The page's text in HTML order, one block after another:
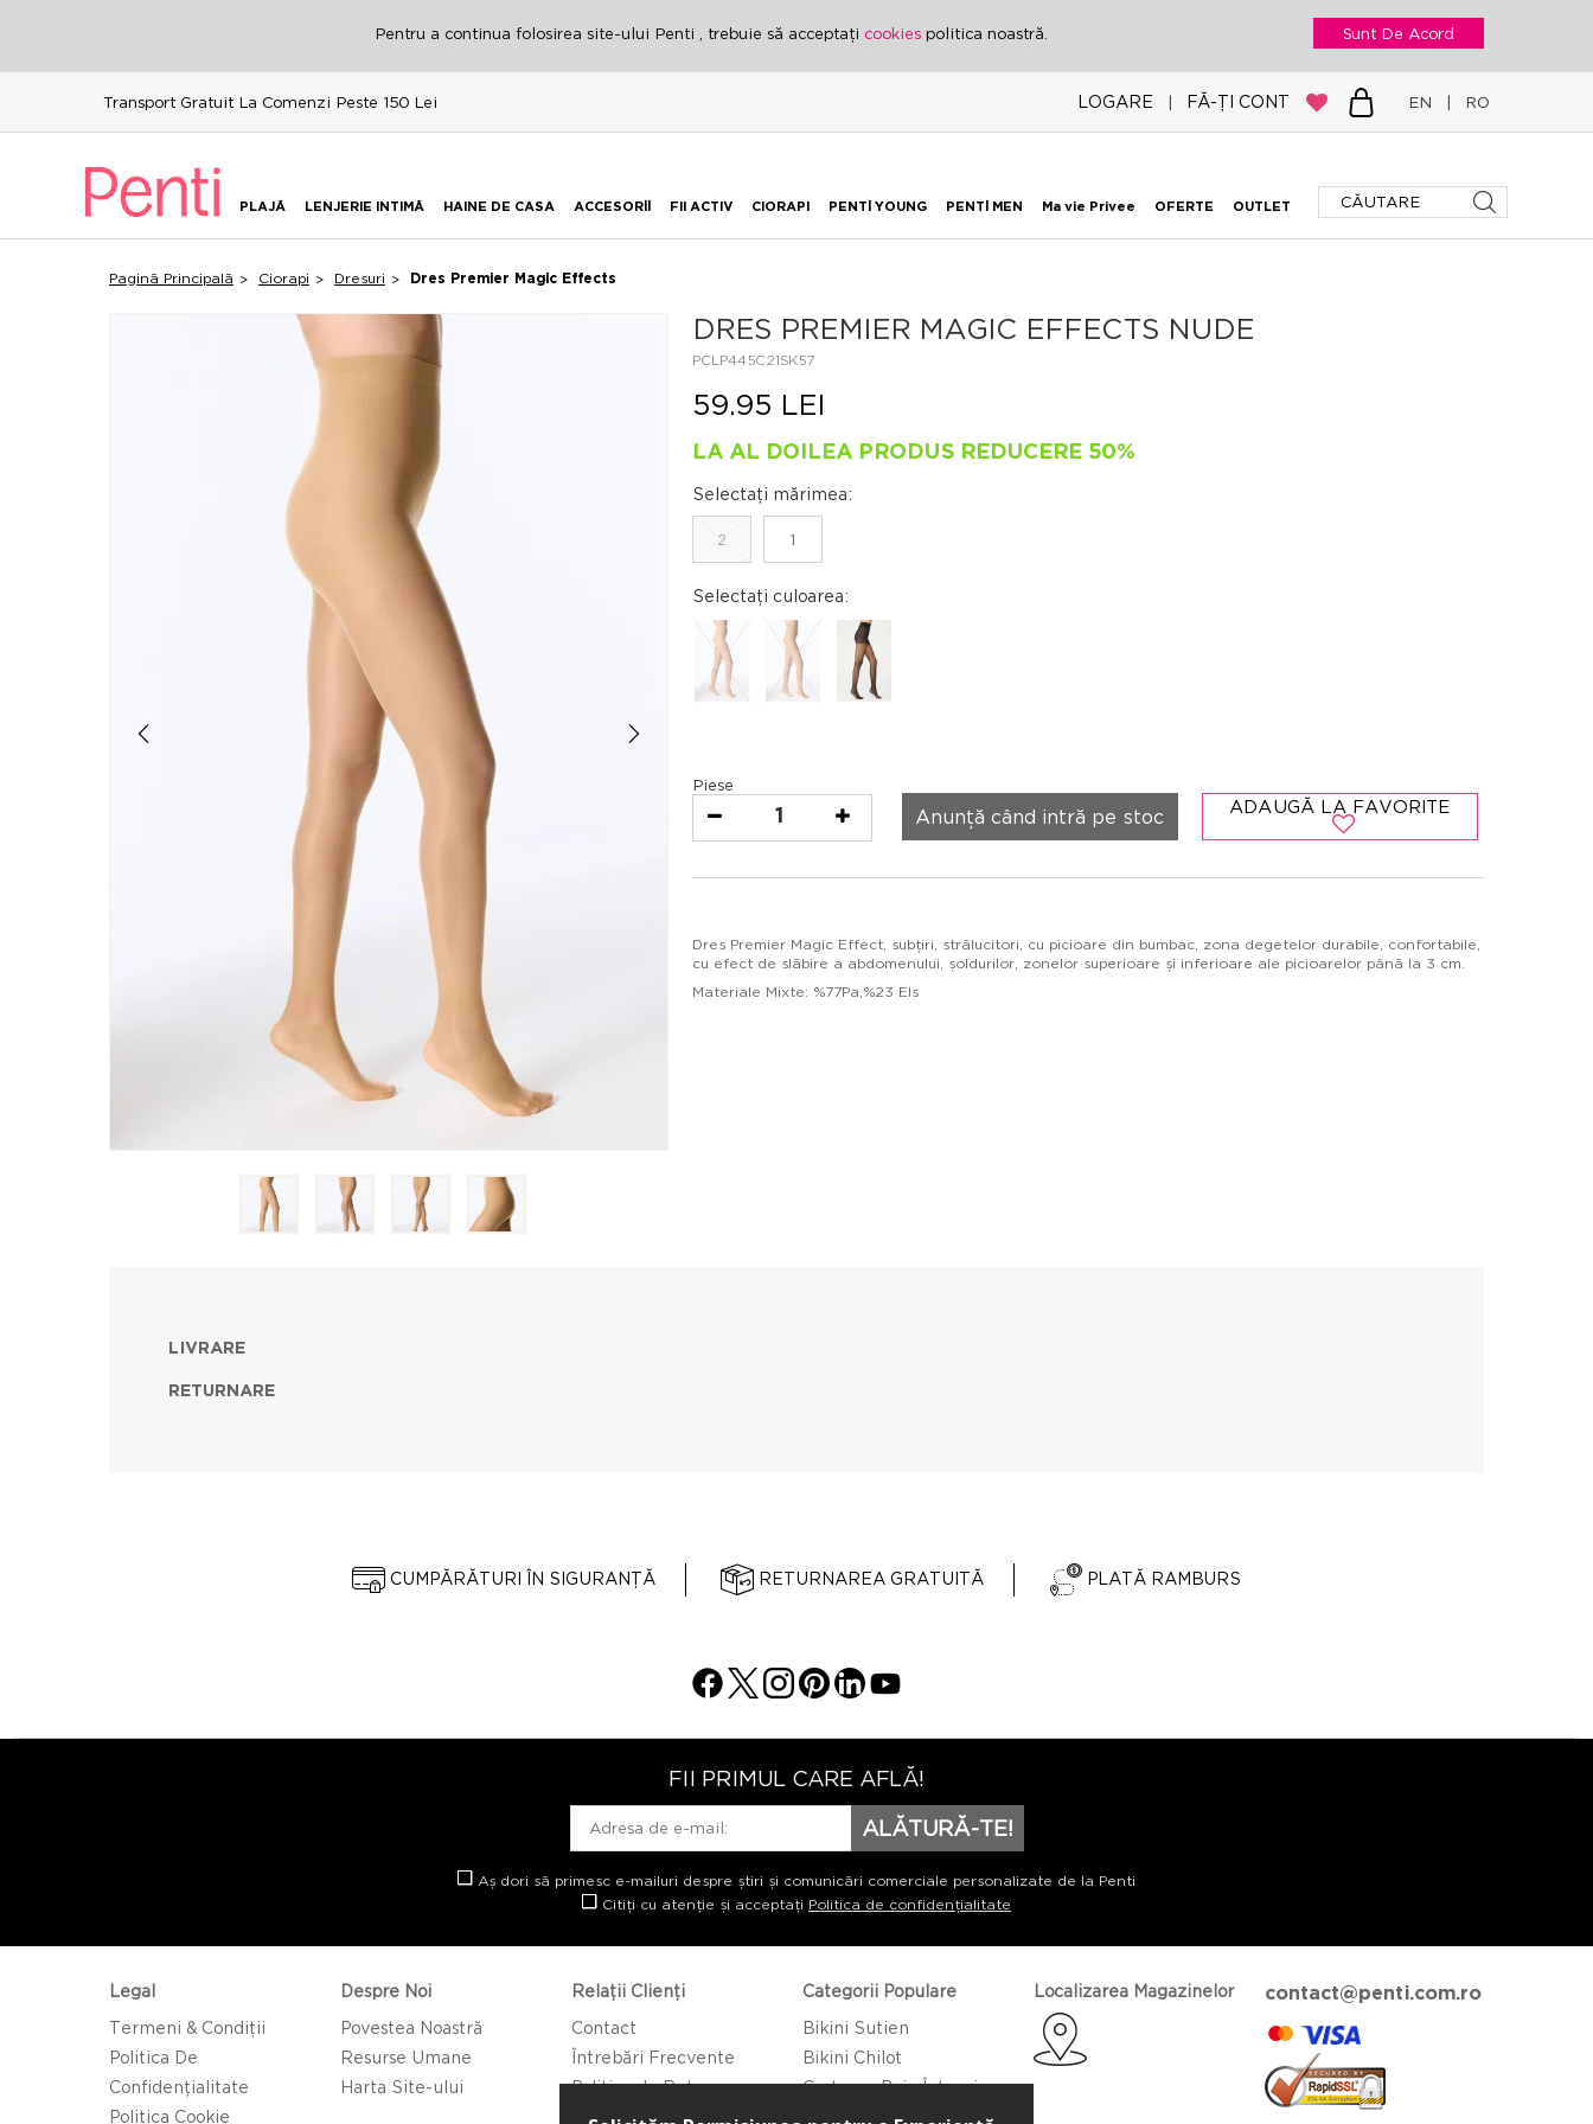
Pentru a continua folosirea site-ului Penti , trebuie să acceptați cookies politica noastră. Sunt De Acord
Transport Gratuit La Comenzi Peste 150 Lei LOGARE | FĂ-ȚI CONT EN | RO
PLAJĂ LENJERIE INTIMĂ HAINE DE CASA ACCESORİİ FII ACTIV CIORAPI PENTİ YOUNG PENTİ MEN Ma vie Privee OFERTE OUTLET
Pagină Principală Ciorapi Dresuri Dres Premier Magic Effects
DRES PREMIER MAGIC EFFECTS NUDE
PCLP445C21SK57
59.95 LEI
LA AL DOILEA PRODUS REDUCERE 50%
Selectați mărimea:
2 1
Selectați culoarea:
Piese
1 Anunță când intră pe stoc ADAUGĂ LA FAVORITE
Dres Premier Magic Effect, subțiri, strălucitori, cu picioare din bumbac, zona degetelor durabile, confortabile,
cu efect de slăbire a abdomenului, șoldurilor, zonelor superioare și inferioare ale picioarelor până la 3 cm.
Materiale Mixte: %77Pa,%23 Els
LIVRARE
RETURNARE
CUMPĂRĂTURI ÎN SIGURANȚĂ RETURNAREA GRATUITĂ PLATĂ RAMBURS
FII PRIMUL CARE AFLĂ!
ALĂTURĂ-TE!
Aș dori să primesc e-mailuri despre știri și comunicări comerciale personalizate de la Penti
Citiți cu atenție și acceptați Politica de confidențialitate
Legal
Termeni & Condiții
Politica De
Confidențialitate
Politica Cookie
Despre Noi
Povestea Noastră
Resurse Umane
Harta Site-ului
Relații Clienți
Contact
Întrebări Frecvente
Politica de Returnare
Categorii Populare
Bikini Sutien
Bikini Chilot
Costume Baie Întregi
Caftan/Pareo
Localizarea Magazinelor contact@penti.com.ro